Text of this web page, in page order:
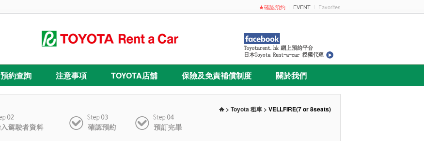
★確認預約 EVENT Favorites
預約查詢 注意事項 TOYOTA店舖 保險及免責補償制度 關於我們
> Toyota 租車 > VELLFIRE(7 or 8seats)